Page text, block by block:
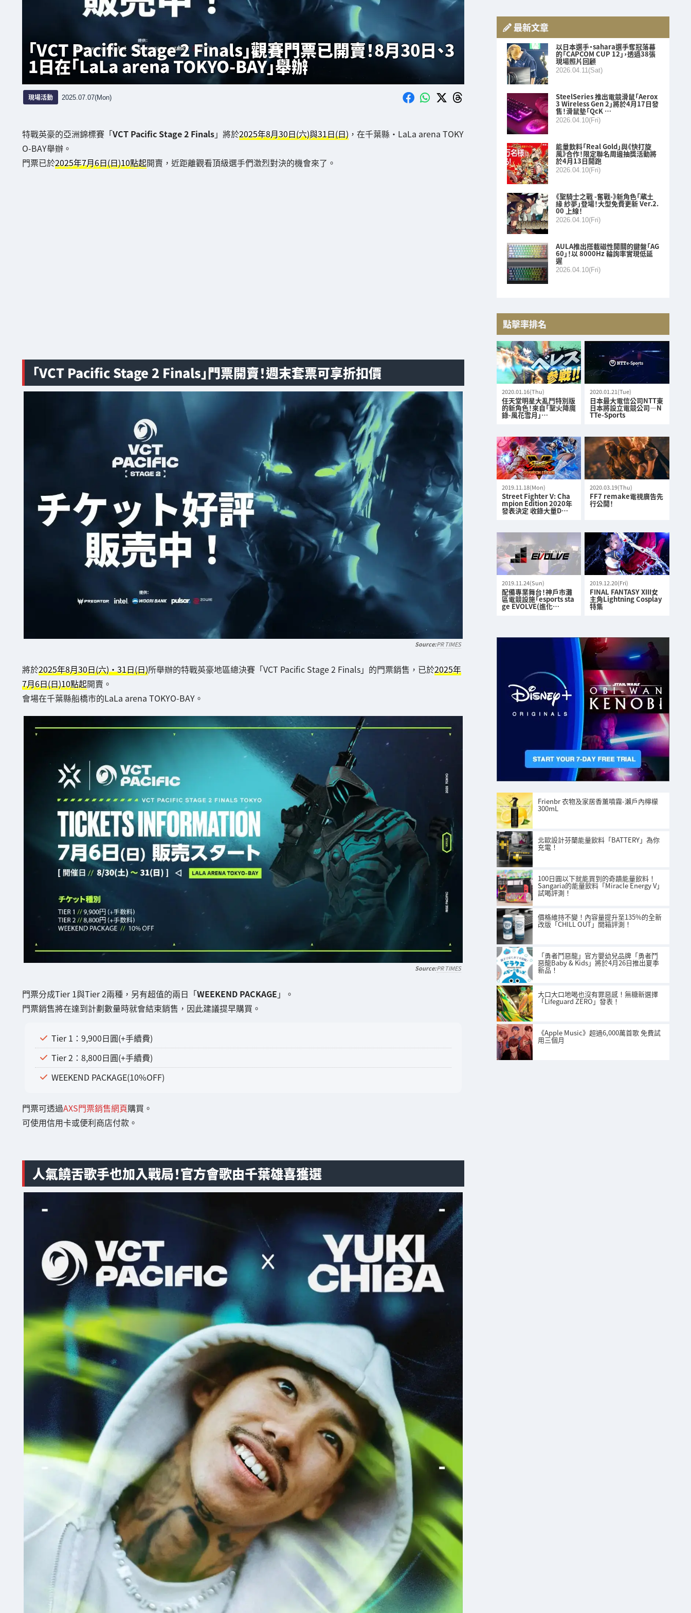
「VCT Pacific Stage 2 Finals」觀賽門票已開賣！8月30日、3
1日在「LaLa arena TOKYO-BAY」舉辦
現場活動 2025.07.07(Mon)
特戰英豪的亞洲錦標賽「VCT Pacific Stage 2 Finals」將於2025年8月30日(六)與31日(日) ，在千葉縣・LaLa arena TOKY
O-BAY舉辦。
門票已於2025年7月6日(日)10點起開賣，近距離觀看頂級選手們激烈對決的機會來了。
「VCT Pacific Stage 2 Finals」門票開賣！週末套票可享折扣價
PR TIMES
將於2025年8月30日(六)・31日(日)所舉辦的特戰英豪地區總決賽「VCT Pacific Stage 2 Finals」的門票銷售，已於2025年
7月6日(日)10點起開賣。
會場在千葉縣船橋市的LaLa arena TOKYO-BAY。
PR TIMES
門票分成Tier 1與Tier 2兩種，另有超值的兩日「WEEKEND PACKAGE 」。
門票銷售將在達到計劃數量時就會結束銷售，因此建議提早購買。
Tier 1：9,900日圓(+手續費)
Tier 2：8,800日圓(+手續費)
WEEKEND PACKAGE(10%OFF)
門票可透過AXS門票銷售網頁購買。
可使用信用卡或便利商店付款。
人氣饒舌歌手也加入戰局！官方會歌由千葉雄喜獲選
最新文章
以日本選手・sahara選手奪冠落幕
的「CAPCOM CUP 12」，透過38張
現場照片回顧
2026.04.11(Sat)
SteelSeries 推出電競滑鼠「Aerox
3 Wireless Gen 2」將於4月17日發
售！滑鼠墊「QcK …
2026.04.10(Fri)
能量飲料「Real Gold」與《快打旋
風》合作！限定聯名周邊抽獎活動將
於4月13日開跑
2026.04.10(Fri)
《聖騎士之戰 -奮戰-》新角色「蔵土
緣 紗夢」登場！大型免費更新 Ver.2.
00 上線！
2026.04.10(Fri)
AULA推出搭載磁性開關的鍵盤「AG
60」！以 8000Hz 輪詢率實現低延
遲
2026.04.10(Fri)
點擊率排名
2020.01.16(Thu)
任天堂明星大亂鬥特別版
的新角色！來自「聖火降魔
錄-風花雪月」…
2020.01.21(Tue)
日本最大電信公司NTT東
日本將設立電競公司—N
TTe-Sports
2019.11.18(Mon)
Street Fighter V: Cha
mpion Edition 2020年
發表決定 收錄大量D…
2020.03.19(Thu)
FF7 remake電視廣告先
行公開！
2019.11.24(Sun)
配備專業舞台！神戶市灘
區電競設施「esports sta
ge EVOLVE(進化…
2019.12.20(Fri)
FINAL FANTASY XIII女
主角Lightning Cosplay
特集
Frienbr 衣物及家居香薰噴霧-瀨戶內檸檬
300mL
北歐設計芬蘭能量飲料「BATTERY」為你
充電！
100日圓以下就能買到的奇蹟能量飲料！
Sangaria的能量飲料「Miracle Energy V」
試喝評測！
價格維持不變！內容量提升至135%的全新
改版「CHILL OUT」開箱評測！
「勇者鬥惡龍」官方嬰幼兒品牌「勇者鬥
惡龍Baby & Kids」將於4月26日推出夏季
新品！
大口大口地喝也沒有罪惡感！無糖新選擇
「Lifeguard ZERO」發表！
《Apple Music》超過6,000萬首歌 免費試
用三個月